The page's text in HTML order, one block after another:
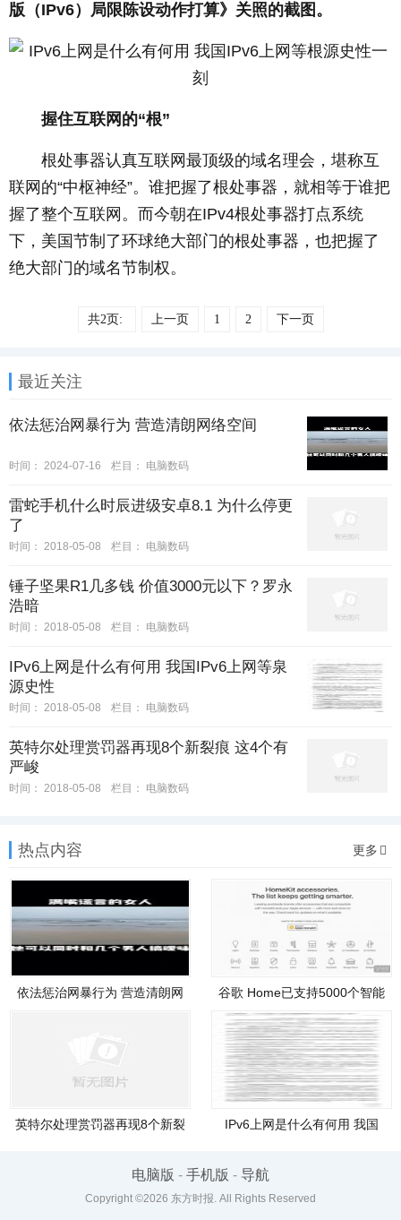
版（IPv6）局限陈设动作打算》关照的截图。
握住互联网的“根”
­ 根处事器认真互联网最顶级的域名理会，堪称互
联网的“中枢神经”。谁把握了根处事器，就相等于谁把
握了整个互联网。而今朝在IPv4根处事器打点系统
下，美国节制了环球绝大部门的根处事器，也把握了
绝大部门的域名节制权。
共2页: 上一页 1 2 下一页
最近关注
依法惩治网暴行为 营造清朗网络空间
时间： 2024-07-16 栏目： 电脑数码
雷蛇手机什么时辰进级安卓8.1 为什么停更
了
时间： 2018-05-08 栏目： 电脑数码
锤子坚果R1几多钱 价值3000元以下？罗永
浩暗
时间： 2018-05-08 栏目： 电脑数码
IPv6上网是什么有何用 我国IPv6上网等泉
源史性
时间： 2018-05-08 栏目： 电脑数码
英特尔处理赏罚器再现8个新裂痕 这4个有
严峻
时间： 2018-05-08 栏目： 电脑数码
热点内容 更多
依法惩治网暴行为 营造清朗网
谷歌 Home已支持5000个智能
英特尔处理赏罚器再现8个新裂
IPv6上网是什么有何用 我国
电脑版 - 手机版 - 导航
Copyright ©2026 东方时报. All Rights Reserved